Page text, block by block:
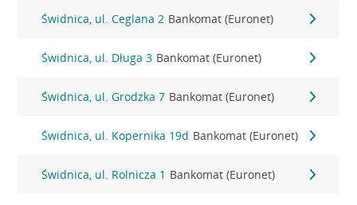
Świdnica, ul. Ceglana 2 Bankomat (Euronet)
Świdnica, ul. Długa 3 Bankomat (Euronet)
Świdnica, ul. Grodzka 7 Bankomat (Euronet)
Świdnica, ul. Kopernika 19d Bankomat (Euronet)
Świdnica, ul. Rolnicza 1 Bankomat (Euronet)